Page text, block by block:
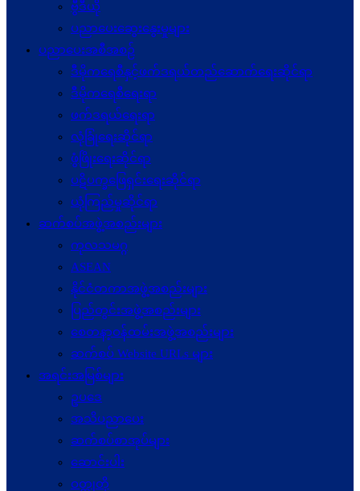
ဗွီဒီယို
ပညာပေးဆွေးနွေးမှုများ
ပညာပေးအစီအစဉ်
ဒီမိုကရေစီနှင့်ဖက်ဒရယ်တည်ဆောက်ရေးဆိုင်ရာ
ဒီမိုကရေစီရေးရာ
ဖက်ဒရယ်ရေးရာ
လုံခြုံရေးဆိုင်ရာ
ဖွံဖြိုးရေးဆိုင်ရာ
ပဋိပက္ခ‌ဖြေရှင်းရေးဆိုင်ရာ
ယုံကြည်မှုဆိုင်ရာ
ဆက်စပ်အဖွဲ့အစည်းများ
ကုလသမဂ္ဂ
ASEAN
နိုင်ငံတကာအဖွဲ့အစည်းများ
ပြည်တွင်းအဖွဲ့အစည်းများ
စေတနာ့ဝန်ထမ်းအဖွဲ့အစည်းများ
ဆက်စပ် Website URLs များ
အရင်းအမြစ်များ
ဥပဒေ
အသိပညာပေး
ဆက်စပ်စာအုပ်များ
ဆောင်းပါး
ဝတ္ထုတို